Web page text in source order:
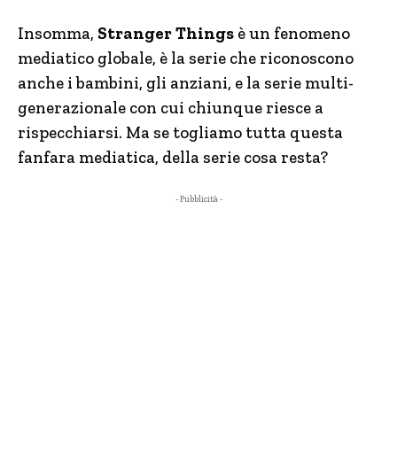
Insomma, Stranger Things è un fenomeno
mediatico globale, è la serie che riconoscono
anche i bambini, gli anziani, e la serie multi-
generazionale con cui chiunque riesce a
rispecchiarsi. Ma se togliamo tutta questa
fanfara mediatica, della serie cosa resta?
- Pubblicità -